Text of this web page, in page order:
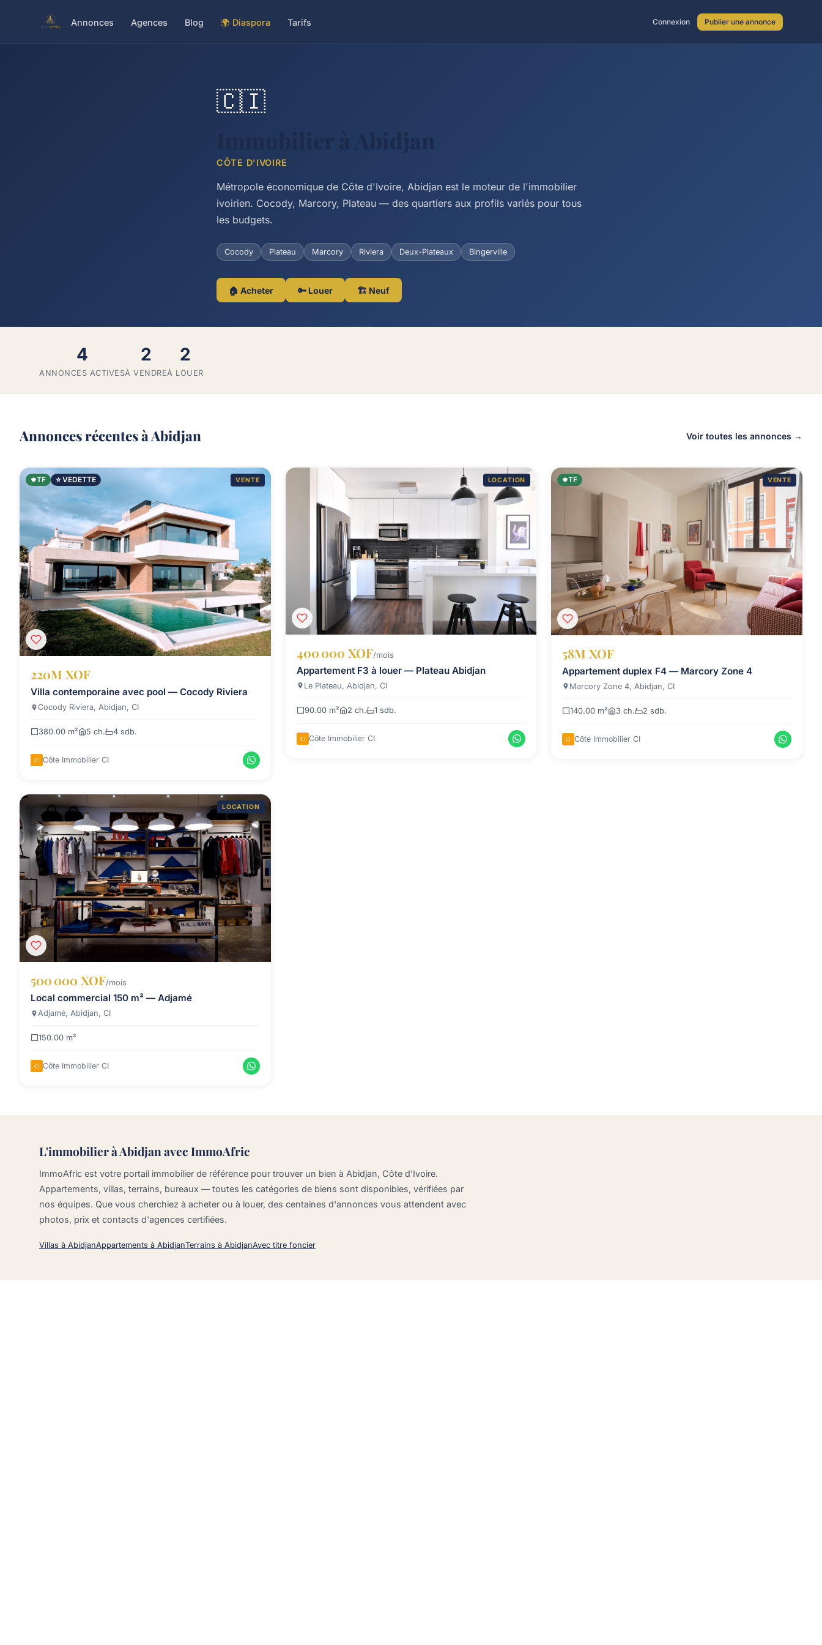
Annonces Agences Blog 🌍 Diaspora Tarifs Connexion Publier une annonce
🇨🇮
Immobilier à Abidjan
CÔTE D'IVOIRE
Métropole économique de Côte d'Ivoire, Abidjan est le moteur de l'immobilier
ivoirien. Cocody, Marcory, Plateau — des quartiers aux profils variés pour tous
les budgets.
Cocody Plateau Marcory Riviera Deux-Plateaux Bingerville
🏠 Acheter 🔑 Louer 🏗️ Neuf
4
ANNONCES ACTIVES
2
À VENDRE
2
À LOUER
Annonces récentes à Abidjan Voir toutes les annonces →
TF ⭐ VEDETTE VENTE
220M XOF
Villa contemporaine avec pool — Cocody Riviera
Cocody Riviera, Abidjan, CI
380.00 m² 5 ch. 4 sdb.
Côte Immobilier CI
LOCATION
400 000 XOF/mois
Appartement F3 à louer — Plateau Abidjan
Le Plateau, Abidjan, CI
90.00 m² 2 ch. 1 sdb.
Côte Immobilier CI
TF VENTE
58M XOF
Appartement duplex F4 — Marcory Zone 4
Marcory Zone 4, Abidjan, CI
140.00 m² 3 ch. 2 sdb.
Côte Immobilier CI
LOCATION
500 000 XOF/mois
Local commercial 150 m² — Adjamé
Adjamé, Abidjan, CI
150.00 m²
Côte Immobilier CI
L'immobilier à Abidjan avec ImmoAfric
ImmoAfric est votre portail immobilier de référence pour trouver un bien à Abidjan, Côte d'Ivoire.
Appartements, villas, terrains, bureaux — toutes les catégories de biens sont disponibles, vérifiées par
nos équipes. Que vous cherchiez à acheter ou à louer, des centaines d'annonces vous attendent avec
photos, prix et contacts d'agences certifiées.
Villas à AbidjanAppartements à AbidjanTerrains à AbidjanAvec titre foncier